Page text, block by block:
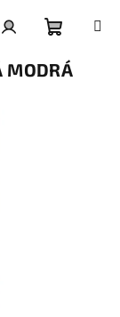
MODRÁ